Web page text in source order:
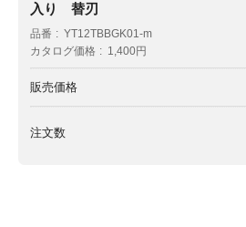
入り 替刃
品番
YT12TBBGK01-m
カタログ価格
1,400円
販売価格
注文数